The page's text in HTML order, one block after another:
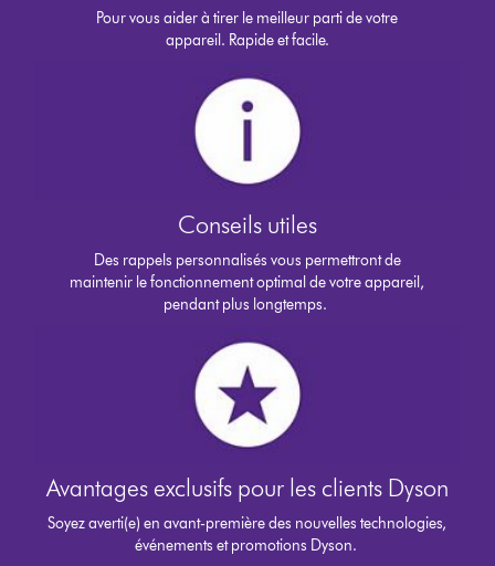
Pour vous aider à tirer le meilleur parti de votre
appareil. Rapide et facile.
Conseils utiles
Des rappels personnalisés vous permettront de
maintenir le fonctionnement optimal de votre appareil,
pendant plus longtemps.
Avantages exclusifs pour les clients Dyson
Soyez averti(e) en avant-première des nouvelles technologies,
événements et promotions Dyson.